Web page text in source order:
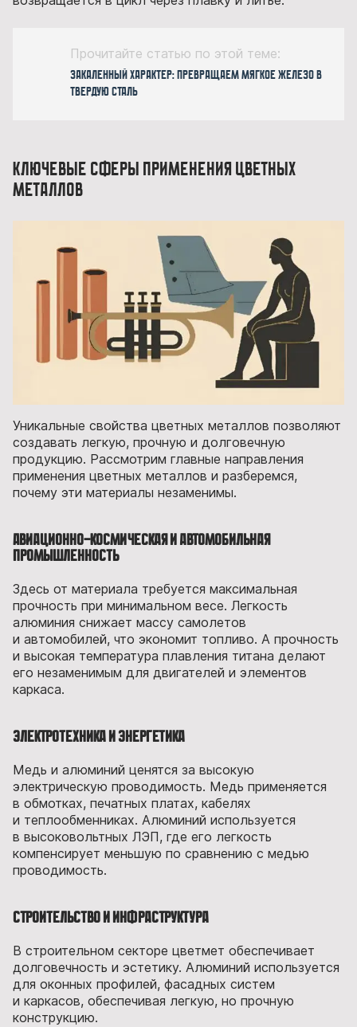
Прочитайте статью по этой теме:
Закаленный характер: превращаем мягкое железо в
твердую сталь
Ключевые сферы применения цветных
металлов
Уникальные свойства цветных металлов позволяют
создавать легкую, прочную и долговечную
продукцию. Рассмотрим главные направления
применения цветных металлов и разберемся,
почему эти материалы незаменимы.
Авиационно-космическая и автомобильная
промышленность
Здесь от материала требуется максимальная
прочность при минимальном весе. Легкость
алюминия снижает массу самолетов
и автомобилей, что экономит топливо. А прочность
и высокая температура плавления титана делают
его незаменимым для двигателей и элементов
каркаса.
Электротехника и энергетика
Медь и алюминий ценятся за высокую
электрическую проводимость. Медь применяется
в обмотках, печатных платах, кабелях
и теплообменниках. Алюминий используется
в высоковольтных ЛЭП, где его легкость
компенсирует меньшую по сравнению с медью
проводимость.
Строительство и инфраструктура
В строительном секторе цветмет обеспечивает
долговечность и эстетику. Алюминий используется
для оконных профилей, фасадных систем
и каркасов, обеспечивая легкую, но прочную
конструкцию.